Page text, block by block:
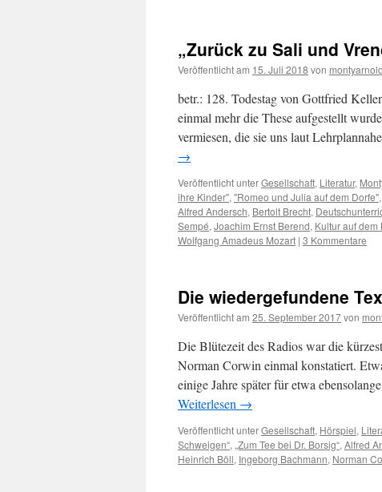
„Zurück zu Sali und
Veröffentlicht am 15. Juli 2018 von montyarnold
betr.: 128. Todestag von Gottfried
einmal mehr die These aufgestellt
vermiesen, die sie uns laut
→
Veröffentlicht unterGesellschaft, Literatur,
ihre Kinder", "Romeo und Julia auf dem Dorfe",
Alfred Andersch, Bertolt Brecht,
Sempé, Joachim Ernst Berend, Kultur auf dem
Wolfgang Amadeus Mozart | 3 Kommentare
Die wiedergefundene
Veröffentlicht am 25. September 2017von
Die Blütezeit des Radios war die
Norman Corwin einmal konstatiert.
einige Jahre später für etwa
Weiterlesen →
Veröffentlicht unterGesellschaft, Hörspiel,
Schweigen“, „Zum Tee bei Dr. Borsig“, Alfred
Heinrich Böll, Ingeborg Bachmann, Norman